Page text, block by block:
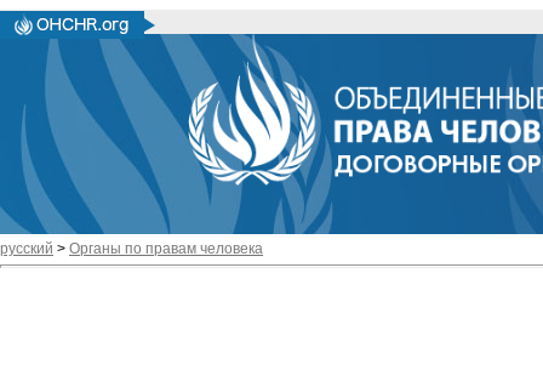
русский > Органы по правам человека